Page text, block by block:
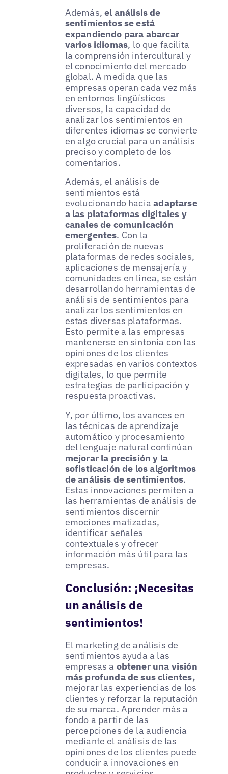
Además,el análisis de
sentimientos se está
expandiendo para abarcar
varios idiomas, lo que facilita
la comprensión intercultural y
el conocimiento del mercado
global. A medida que las
empresas operan cada vez más
en entornos lingüísticos
diversos, la capacidad de
analizar los sentimientos en
diferentes idiomas se convierte
en algo crucial para un análisis
preciso y completo de los
comentarios.
Además, el análisis de
sentimientos está
evolucionando haciaadaptarse
a las plataformas digitales y
canales de comunicación
emergentes. Con la
proliferación de nuevas
plataformas de redes sociales,
aplicaciones de mensajería y
comunidades en línea, se están
desarrollando herramientas de
análisis de sentimientos para
analizar los sentimientos en
estas diversas plataformas.
Esto permite a las empresas
mantenerse en sintonía con las
opiniones de los clientes
expresadas en varios contextos
digitales, lo que permite
estrategias de participación y
respuesta proactivas.
Y, por último, los avances en
las técnicas de aprendizaje
automático y procesamiento
del lenguaje natural continúan
mejorar la precisión y la
sofisticación de los algoritmos
de análisis de sentimientos.
Estas innovaciones permiten a
las herramientas de análisis de
sentimientos discernir
emociones matizadas,
identificar señales
contextuales y ofrecer
información más útil para las
empresas.
Conclusión: ¡Necesitas
un análisis de
sentimientos!
El marketing de análisis de
sentimientos ayuda a las
empresas a obtener una visión
más profunda de sus clientes,
mejorar las experiencias de los
clientes y reforzar la reputación
de su marca. Aprender más a
fondo a partir de las
percepciones de la audiencia
mediante el análisis de las
opiniones de los clientes puede
conducir a innovaciones en